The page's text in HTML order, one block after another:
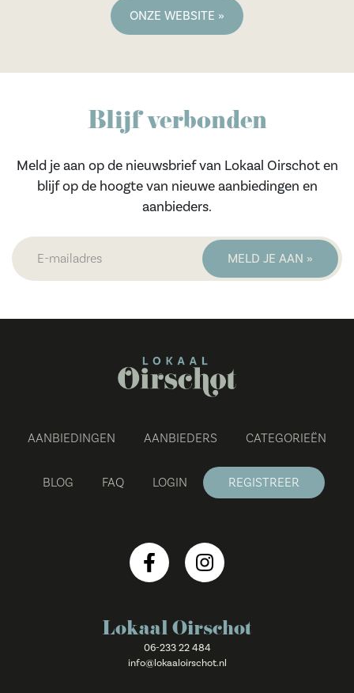
ONZE WEBSITE »
Blijf verbonden
Meld je aan op de nieuwsbrief van Lokaal Oirschot en
blijf op de hoogte van nieuwe aanbiedingen en
aanbieders.
AANBIEDINGEN AANBIEDERS CATEGORIEËN
BLOG FAQ LOGIN REGISTREER
Lokaal Oirschot
06-233 22 484
info@lokaaloirschot.nl